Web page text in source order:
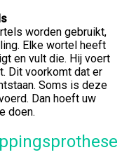
worden gebruikt,
Elke wortel heeft
en vult die. Hij voert
Dit voorkomt dat er
Soms is deze
Dan hoeft uw
doen.